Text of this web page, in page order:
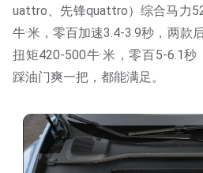
uattro、先锋quattro）综合马力
牛·米，零百加速3.4-3.9秒，两款
扭矩420-500牛·米，零百5-6.1
踩油门爽一把，都能满足。